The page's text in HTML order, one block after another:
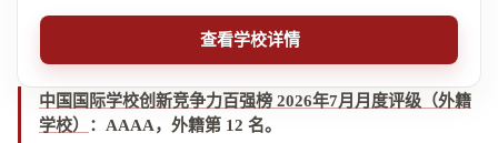
中国国际学校创新竞争力百强榜 2026年7月月度评级（外籍
学校）
： AAAA，外籍第 12 名。
查看学校详情